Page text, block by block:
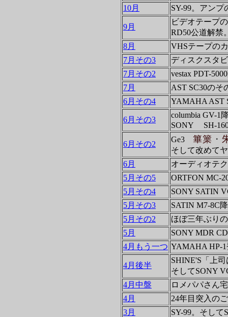
10月
SY-99。アン
9月
ビデオテープ
RD50公道解禁
8月
VHSテープの
7月その3
ディスクスタ
7月その2
vestax PDT-
7月
AST SC30のそ
6月その4
YAMAHA AST
6月その3
columbia GV-1
SONY SH-
6月その2
Ge3 篳篥 ・
そして改めて
6月
オーディオテ
5月その5
ORTFON MC-
5月その4
SONY SATIN
5月その3
SATIN M7-8C
5月その2
ほぼ三年ぶり
5月
SONY MDR
4月もう一つ YAMAHA HP-
4月後半
SHINE'S「上
そしてSONY
4月中盤
ロメパパさん
4月
24年目突入の
3月
SY-99。そして